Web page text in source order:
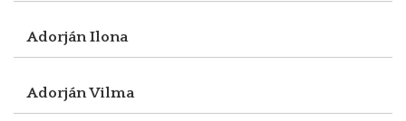
Adorján Ilona
Adorján Vilma